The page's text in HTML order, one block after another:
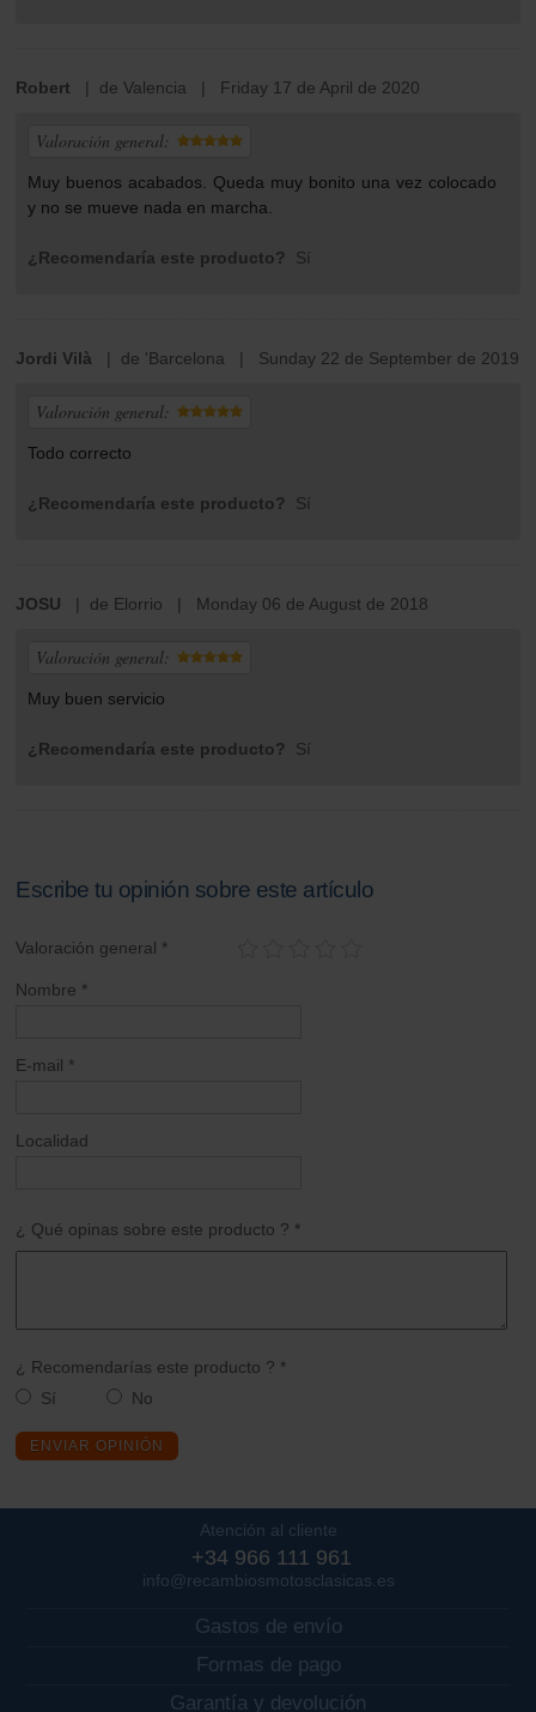
Robert | de Valencia | Friday 17 de April de 2020
Valoración general:
Muy buenos acabados. Queda muy bonito una vez colocado
y no se mueve nada en marcha.
¿Recomendaría este producto? Sí
Jordi Vilà | de 'Barcelona | Sunday 22 de September de 2019
Valoración general:
Todo correcto
¿Recomendaría este producto? Sí
JOSU | de Elorrio | Monday 06 de August de 2018
Valoración general:
Muy buen servicio
¿Recomendaría este producto? Sí
Escribe tu opinión sobre este artículo
Valoración general *
Nombre *
E-mail *
Localidad
¿ Qué opinas sobre este producto ? *
¿ Recomendarías este producto ? *
Sí
No
ENVIAR OPINIÓN
Atención al cliente
+34 966 111 961
info@recambiosmotosclasicas.es
Gastos de envío
Formas de pago
Garantía y devolución